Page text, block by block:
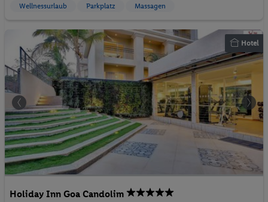
Wellnessurlaub Parkplatz Massagen
Hotel
Holiday Inn Goa Candolim